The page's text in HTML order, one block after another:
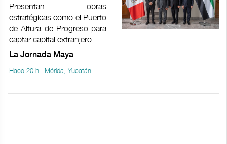
Presentan obras
estratégicas como el Puerto
de Altura de Progreso para
captar capital extranjero
La Jornada Maya
Hace 20 h | Mérida, Yucatán